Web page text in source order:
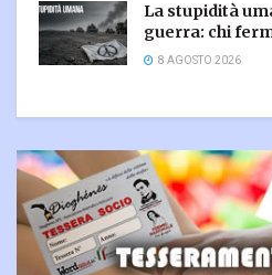
La stupidità
guerra: chi
8 AGOSTO 2026